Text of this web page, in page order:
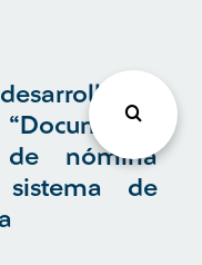
la
nómina
de